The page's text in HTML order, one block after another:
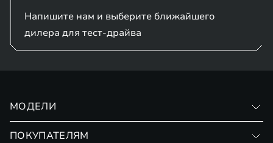
Напишите нам и выберите ближайшего
дилера для тест-драйва
МОДЕЛИ
ПОКУПАТЕЛЯМ